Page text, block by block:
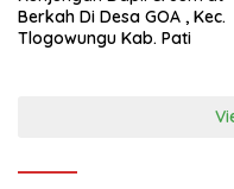
Berkah Di Desa GOA , Kec.
Tlogowungu Kab. Pati